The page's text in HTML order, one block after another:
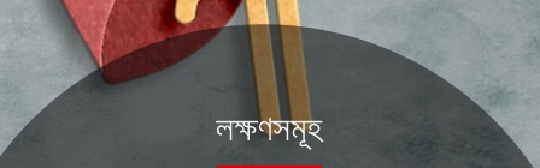
লক্ষণসমূহ